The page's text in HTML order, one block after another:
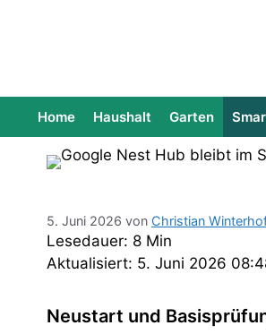
Home Haushalt Garten
5. Juni 2026 von Christian
Lesedauer: 8 Min
Aktualisiert: 5. Juni 2026
Neustart und